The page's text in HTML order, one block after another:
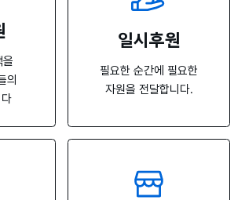
을
의
일시후원
필요한 순간에 필요한
자원을 전달합니다.